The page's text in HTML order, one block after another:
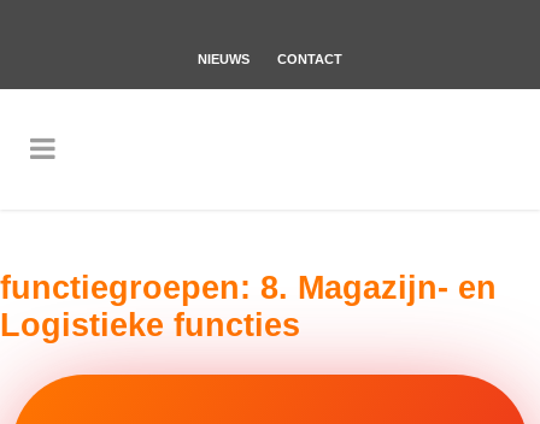
NIEUWS CONTACT
functiegroepen: 8. Magazijn- en
Logistieke functies